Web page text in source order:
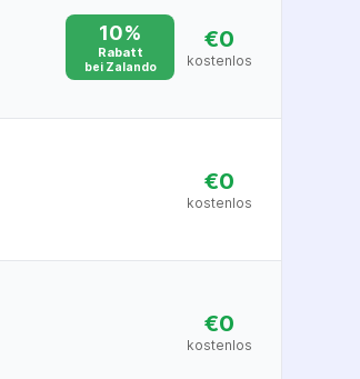
10%
Rabatt
bei Zalando
€0
kostenlos
€0
kostenlos
€0
kostenlos